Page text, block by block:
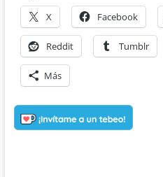
X Facebook
Reddit Tumblr
Más